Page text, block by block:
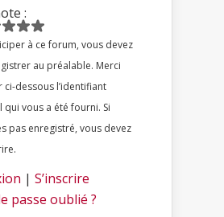
:
vous devez
au préalable. Merci
ci-dessous l’identifiant
a été fourni. Si
pas enregistré, vous devez
| S’inscrire
passe oublié ?